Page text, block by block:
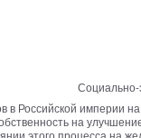
Социально-
в Российской империи
на
этого процесса на